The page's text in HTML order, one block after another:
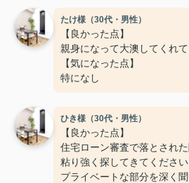
ます。
ご親切にありがとうございま
【気になった点】
特にないです！
たけ様（30代・男性）
【良かった点】
親身になって大澳してくれて
【気になった点】
特になし
ひき様（30代・男性）
【良かった点】
住宅ローン審査で落とされ
粘り強く探してきてください
プライベートな部分を深く